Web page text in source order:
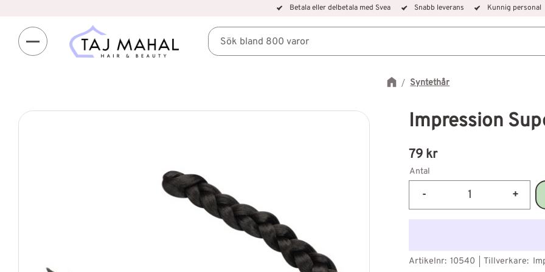
Betala eller delbetala med Svea Snabb leverans Kunnig personal
Syntethår
Impression
79 kr
Antal
+
-
Artikelnr 10540 Tillverkare